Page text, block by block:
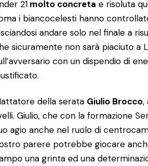
21 molto concreta e risoluta
i biancocelesti hanno
andare solo nel finale a
sicuramente non sarà piaciuto a
con un dispendio di
della serata Giulio Brocco,
Giulio, che con la formazione
agio anche nel ruolo di
parere potrebbe giocare
una grinta ed una